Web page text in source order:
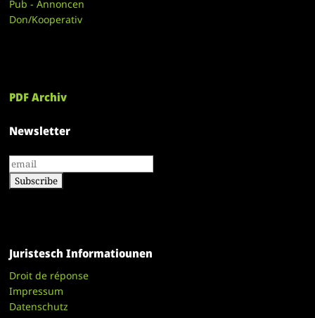
Pub - Annoncen
Don/Kooperativ
PDF Archiv
Newsletter
Juristesch Informatiounen
Droit de réponse
Impressum
Datenschutz